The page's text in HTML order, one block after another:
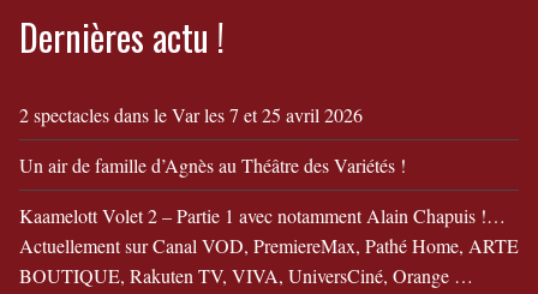
Dernières actu !
2 spectacles dans le Var les 7 et 25 avril 2026
Un air de famille d’Agnès au Théâtre des Variétés !
Kaamelott Volet 2 – Partie 1 avec notamment Alain Chapuis !…
Actuellement sur Canal VOD, PremiereMax, Pathé Home, ARTE
BOUTIQUE, Rakuten TV, VIVA, UniversCiné, Orange …